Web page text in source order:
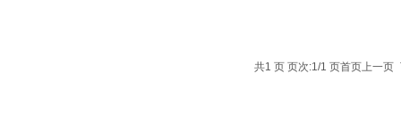
共1 页 页次:1/1 页首页上一页